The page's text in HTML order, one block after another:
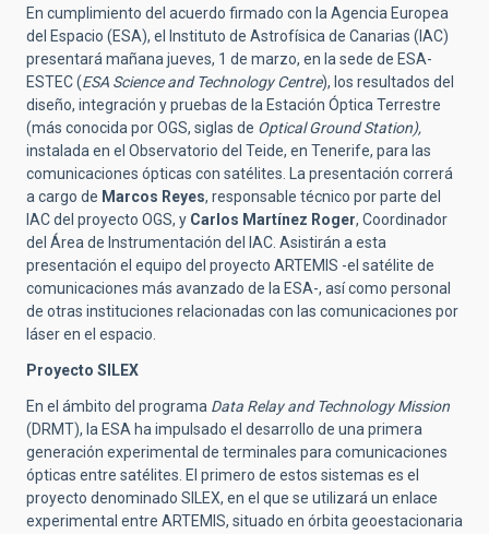
En cumplimiento del acuerdo firmado con la Agencia Europea
del Espacio (ESA), el Instituto de Astrofísica de Canarias (IAC)
presentará mañana jueves, 1 de marzo, en la sede de ESA-
ESTEC (ESA Science and Technology Centre), los resultados del
diseño, integración y pruebas de la Estación Óptica Terrestre
(más conocida por OGS, siglas de Optical Ground Station),
instalada en el Observatorio del Teide, en Tenerife, para las
comunicaciones ópticas con satélites. La presentación correrá
a cargo de Marcos Reyes, responsable técnico por parte del
IAC del proyecto OGS, y Carlos Martínez Roger, Coordinador
del Área de Instrumentación del IAC. Asistirán a esta
presentación el equipo del proyecto ARTEMIS -el satélite de
comunicaciones más avanzado de la ESA-, así como personal
de otras instituciones relacionadas con las comunicaciones por
láser en el espacio.
Proyecto SILEX
En el ámbito del programa Data Relay and Technology Mission
(DRMT), la ESA ha impulsado el desarrollo de una primera
generación experimental de terminales para comunicaciones
ópticas entre satélites. El primero de estos sistemas es el
proyecto denominado SILEX, en el que se utilizará un enlace
experimental entre ARTEMIS, situado en órbita geoestacionaria